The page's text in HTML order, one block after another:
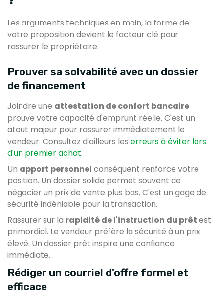
Les arguments techniques en main, la forme de
votre proposition devient le facteur clé pour
rassurer le propriétaire.
Prouver sa solvabilité avec un dossier
de financement
Joindre une attestation de confort bancaire
prouve votre capacité d'emprunt réelle. C'est un
atout majeur pour rassurer immédiatement le
vendeur. Consultez d'ailleurs les erreurs à éviter lors
d'un premier achat.
Un apport personnel conséquent renforce votre
position. Un dossier solide permet souvent de
négocier un prix de vente plus bas. C'est un gage de
sécurité indéniable pour la transaction.
Rassurer sur la rapidité de l'instruction du prêt est
primordial. Le vendeur préfère la sécurité à un prix
élevé. Un dossier prêt inspire une confiance
immédiate.
Rédiger un courriel d'offre formel et
efficace